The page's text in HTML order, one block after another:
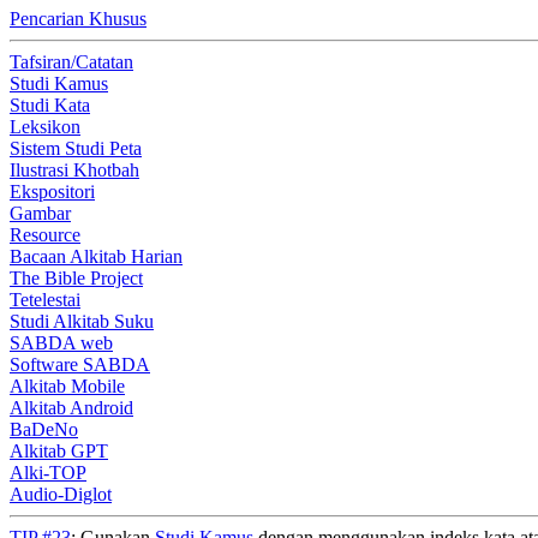
Pencarian Khusus
Tafsiran/Catatan
Studi Kamus
Studi Kata
Leksikon
Sistem Studi Peta
Ilustrasi Khotbah
Ekspositori
Gambar
Resource
Bacaan Alkitab Harian
The Bible Project
Tetelestai
Studi Alkitab Suku
SABDA web
Software SABDA
Alkitab Mobile
Alkitab Android
BaDeNo
Alkitab GPT
Alki-TOP
Audio-Diglot